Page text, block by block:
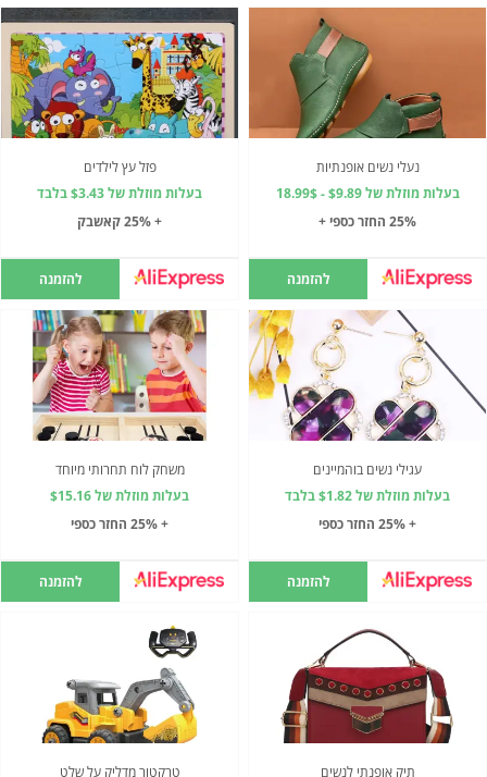
נעלי נשים אופנתיות
בעלות מוזלת של $9.89 - 18.99$
25% החזר כספי +
להזמנה
פזל עץ לילדים
בעלות מוזלת של $3.43 בלבד
+ 25% קאשבק
להזמנה
עגילי נשים בוהמיינים
בעלות מוזלת של $1.82 בלבד
+ 25% החזר כספי
להזמנה
משחק לוח תחרותי מיוחד
בעלות מוזלת של $15.16
+ 25% החזר כספי
להזמנה
תיק אופנתי לנשים טרקטור מדליק על שלט